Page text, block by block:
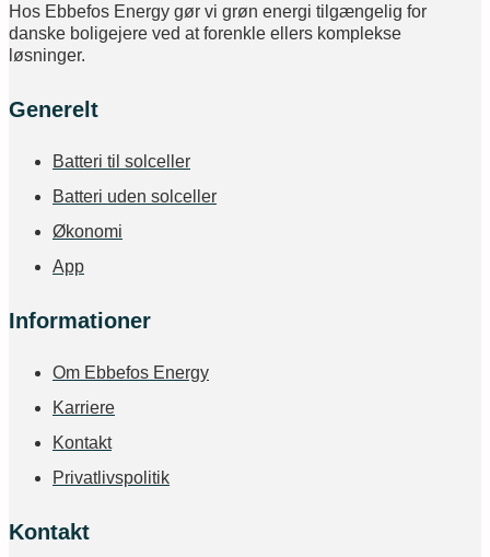
Hos Ebbefos Energy gør vi grøn energi tilgængelig for
danske boligejere ved at forenkle ellers komplekse
løsninger.
Generelt
Batteri til solceller
Batteri uden solceller
Økonomi
App
Informationer
Om Ebbefos Energy
Karriere
Kontakt
Privatlivspolitik
Kontakt